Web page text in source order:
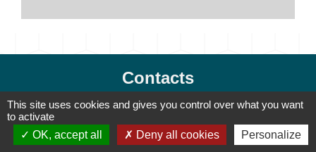
Contacts
Commune de Presles
78 rue Pierre Brossolette
95590 Presles - FRANCE
This site uses cookies and gives you control over what you want
to activate
OK, accept all
Deny all cookies Personalize